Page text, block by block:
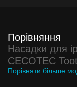
Порівняння
Насадки для
CECOTEC
Порівняти більше